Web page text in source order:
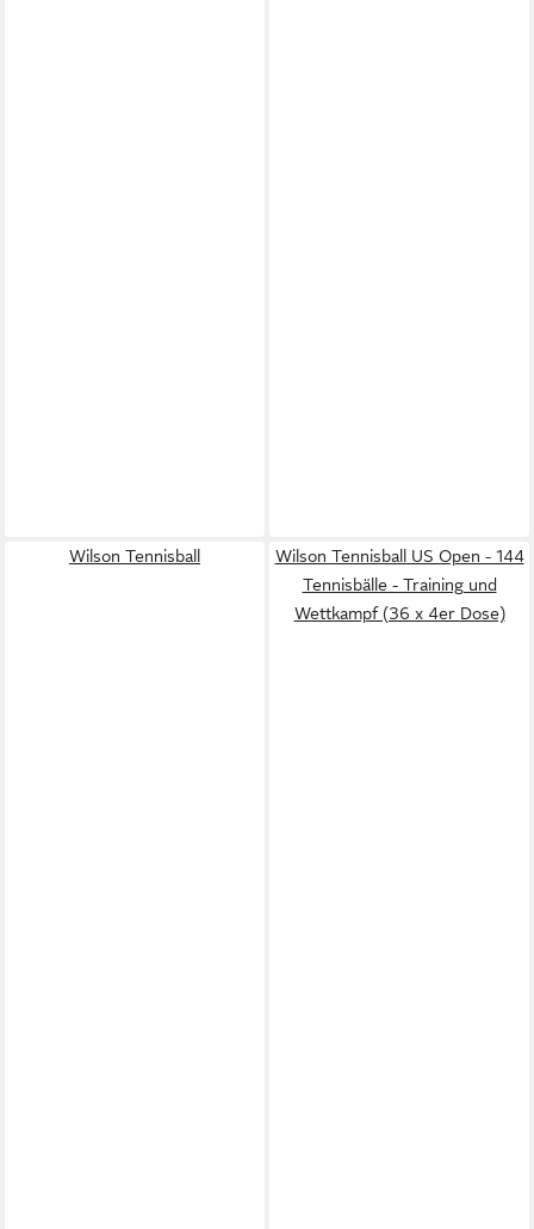
Wilson Tennisball
Wilson Tennisball US Open - 144
Tennisbälle - Training und
Wettkampf (36 x 4er Dose)